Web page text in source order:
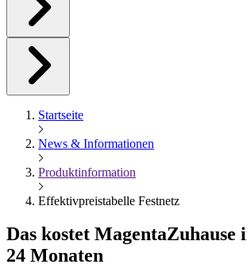
Startseite
News & Informationen
Produktinformation
Effektivpreistabelle Festnetz
Das kostet MagentaZuhause
24 Monaten